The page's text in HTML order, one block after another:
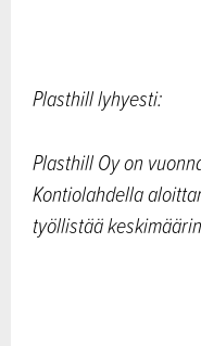
Plasthill lyhyesti:
Plasthill Oy on
Kontiolahdella
työllistää